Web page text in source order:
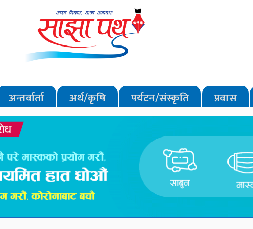
अन्तर्वार्ता अर्थ/कृषि पर्यटन/संस्कृति प्रवास